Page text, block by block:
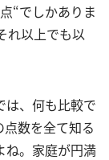
“でしかありま
れ以上でも以
は、何も比較で
数を全て知る
ね。家庭が円満